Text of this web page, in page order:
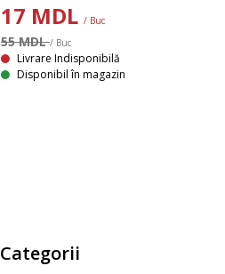
17 MDL / Buc
55 MDL/ Buc
Livrare Indisponibilă
Disponibil în magazin
Categorii